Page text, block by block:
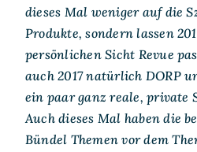
dieses Mal weniger auf die
Produkte, sondern lassen
persönlichen Sicht Revue
auch 2017 natürlich DORP
ein paar ganz reale, private
Auch dieses Mal haben die
Bündel Themen vor dem